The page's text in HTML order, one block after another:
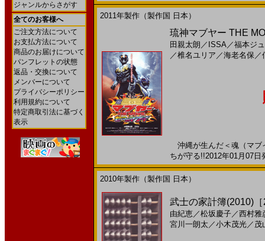
ジャンルからさがす
全てのお客様へ
ご注文方法について
お支払方法について
商品のお届けについて
パンフレットの状態
返品・交換について
メンバーについて
プライバシーポリシー
利用規約について
特定商取引法に基づく
表示
2011年製作（製作国 日本）
琉神マブヤー THE
田親太朗 ／ ISSA／福本ジ
／椎名ユリア ／海老名保／
沖縄が生んだ＜魂（マブ
ちが守る!!2012年01月07
2010年製作（製作国 日本）
武士の家計簿(2010)
由紀恵／松坂慶子／西村雅
宮川一朗太 ／小木茂光／ 茂